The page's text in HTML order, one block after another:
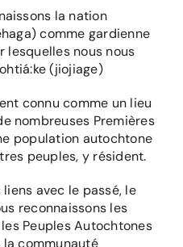
la nation
comme gardienne
lesquelles nous nous
(jiojiage)
connu comme un lieu
nombreuses Premières
population autochtone
peuples, y résident.
avec le passé, le
reconnaissons les
Peuples Autochtones
communauté